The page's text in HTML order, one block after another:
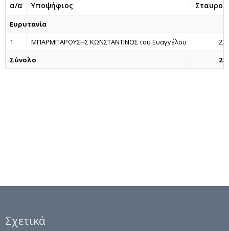
α/α Υποψήφιος Σταυροί
Ευρυτανία
1
ΜΠΑΡΜΠΑΡΟΥΣΗΣ ΚΩΝΣΤΑΝΤΙΝΟΣ του Ευαγγέλου
22
Σύνολο
22
Σχετικά